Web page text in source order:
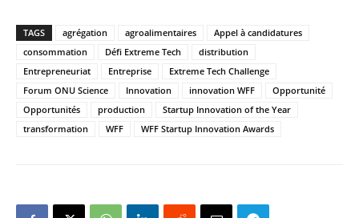
TAGS agrégation agroalimentaires
Appel à candidatures
consommation
Défi Extreme Tech
distribution
Entrepreneuriat
Entreprise
Extreme Tech Challenge
Forum ONU Science
Innovation innovation WFF
Opportunité
Opportunités
production
Startup Innovation of the Year
transformation
WFF WFF Startup Innovation Awards